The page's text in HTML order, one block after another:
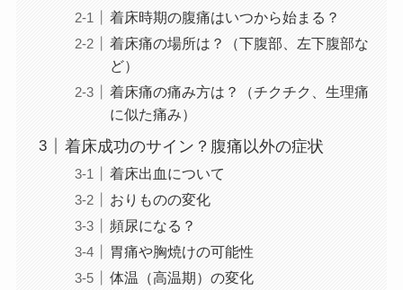
着床時期の腹痛はいつから始まる？
着床痛の場所は？（下腹部、左下腹部な
ど）
着床痛の痛み方は？（チクチク、生理痛
に似た痛み）
着床成功のサイン？腹痛以外の症状
着床出血について
おりものの変化
頻尿になる？
胃痛や胸焼けの可能性
体温（高温期）の変化